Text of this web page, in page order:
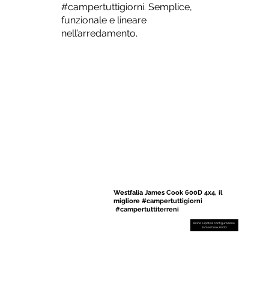
#campertuttigiorni. Semplice,
funzionale e lineare
nell’arredamento.
Westfalia James Cook 600D 4x4, il
migliore #campertuttigiorni
#campertuttiterreni
listino e ipotesi configurazione
James Cook 600D